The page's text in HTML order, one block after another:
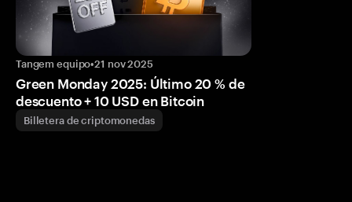
Tangem equipo•21 nov 2025
Green Monday 2025: Último 20 % de
descuento + 10 USD en Bitcoin
Billetera de criptomonedas